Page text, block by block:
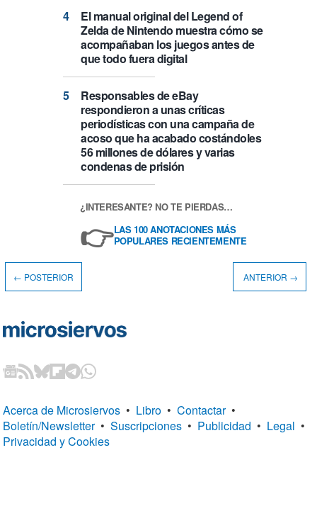
El manual original del Legend of
Zelda de Nintendo muestra cómo se
acompañaban los juegos antes de
que todo fuera digital
Responsables de eBay
respondieron a unas críticas
periodísticas con una campaña de
acoso que ha acabado costándoles
56 millones de dólares y varias
condenas de prisión
¿INTERESANTE? NO TE PIERDAS…
👉LAS 100 ANOTACIONES MÁS
POPULARES RECIENTEMENTE
← POSTERIOR ANTERIOR →
Acerca de Microsiervos • Libro • Contactar •
Boletín/Newsletter • Suscripciones • Publicidad • Legal •
Privacidad y Cookies